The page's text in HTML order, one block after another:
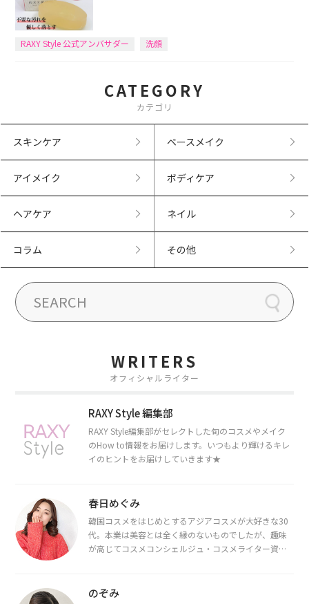
RAXY Style 公式アンバサダー 洗顔
CATEGORY
カテゴリ
スキンケア ベースメイク
アイメイク ボディケア
ヘアケア ネイル
コラム その他
WRITERS
オフィシャルライター
RAXY Style 編集部
RAXY Style編集部がセレクトした旬のコスメやメイク
のHow to情報をお届けします。いつもより輝けるキレ
イのヒントをお届けしていきます★
春日めぐみ
韓国コスメをはじめとするアジアコスメが大好きな30
代。本業は美容とは全く縁のないものでしたが、趣味
が高じてコスメコンシェルジュ・コスメライター資格
断・骨格診断によるイメージコンサルティングも行っ
のぞみ